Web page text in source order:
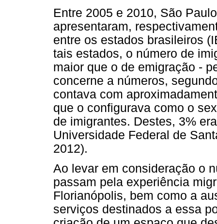
Entre 2005 e 2010, São
apresentaram,
entre os estados brasileiros
tais estados, o número de
maior que o de emigração -
concerne a números,
contava com
que o configurava como o
de imigrantes. Destes, 3%
Universidade Federal de
2012).
Ao levar em consideração o
passam pela experiência
Florianópolis, bem como a
serviços destinados a essa